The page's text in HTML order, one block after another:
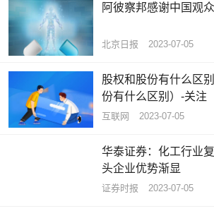
阿彼察邦感谢中国观
北京日报 2023-07-05
股权和股份有什么区
份有什么区别）-关注
互联网 2023-07-05
华泰证券：化工行业
头企业优势渐显
证券时报 2023-07-05